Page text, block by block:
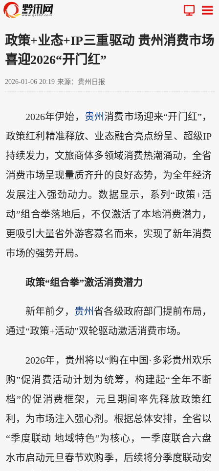
政策+业态+IP三重驱动 贵州消费市场
喜迎2026“开门红”
2026-01-06 20:19 来源：贵州日报
2026年伊始， 贵州 消费市场迎来“开门红”，
政策红利精准释放、业态融合亮点纷呈、超级IP
持续发力，文旅商体多领域消费热潮涌动，全省
消费市场呈现量质齐升的良好态势，为全年经济
发展注入强劲动力。数据显示，系列“政策+活
动”组合拳落地后，不仅激活了本地消费潜力，
更吸引大量省外游客慕名而来，实现了新年消费
市场的强势开局。
政策“组合拳”激活消费潜力
新年前夕， 贵州 省各级政府部门提前布局，
通过“政策+活动”双轮驱动激活消费市场。
2026年，贵州将以“购在中国·多彩贵州欢乐
购”促消费活动计划为统筹，构建起“全年不断
档”的促消费框架，元旦期间率先释放政策红
利，为市场注入强心剂。根据总体安排，全省以
“季度联动 地域特色”为核心，一季度联合六盘
水市启动元旦春节欢购季，后续将分季度联动安